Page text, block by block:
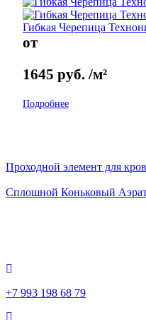
Гибкая Черепица
от
1645 руб. /м²
Подробнее
Проходной элемент для
Сплошной Коньковый
+7 993 198 68 79